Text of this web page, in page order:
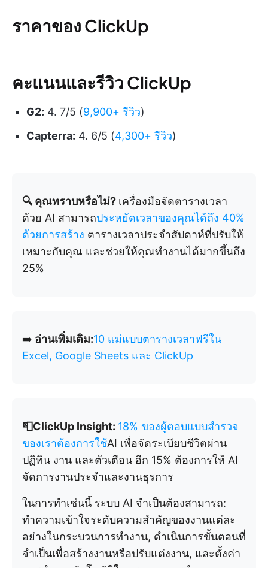
ราคาของ ClickUp
คะแนนและรีวิว ClickUp
G2: 4. 7/5 (9,900+ รีวิว)
Capterra: 4. 6/5 (4,300+ รีวิว)
🔍 คุณทราบหรือไม่? เครื่องมือจัดตารางเวลา
ด้วย AI สามารถประหยัดเวลาของคุณได้ถึง 40%
ด้วยการสร้าง ตารางเวลาประจำสัปดาห์ที่ปรับให้
เหมาะกับคุณ และช่วยให้คุณทำงานได้มากขึ้นถึง
25%
➡️ อ่านเพิ่มเติม:10 แม่แบบตารางเวลาฟรีใน
Excel, Google Sheets และ ClickUp
📮ClickUp Insight: 18% ของผู้ตอบแบบสำรวจ
ของเราต้องการใช้AI เพื่อจัดระเบียบชีวิตผ่าน
ปฏิทิน งาน และตัวเตือน อีก 15% ต้องการให้ AI
จัดการงานประจำและงานธุรการ
ในการทำเช่นนี้ ระบบ AI จำเป็นต้องสามารถ:
ทำความเข้าใจระดับความสำคัญของงานแต่ละ
อย่างในกระบวนการทำงาน, ดำเนินการขั้นตอนที่
จำเป็นเพื่อสร้างงานหรือปรับแต่งงาน, และตั้งค่า